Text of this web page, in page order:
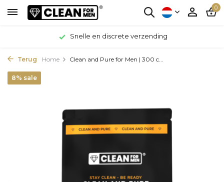
0
Snelle en discrete verzending
Terug Home Clean and Pure for Men | 300 c...
8% sale